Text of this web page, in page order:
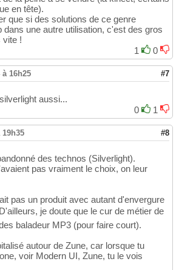
en tête).
que si des solutions de ce genre
dans une autre utilisation, c'est des gros
vite !
1
0
à 16h25 #7
aussi...
0
1
19h35 #8
des technos (Silverlight).
pas vraiment le choix, on leur
pas un produit avec autant d'envergure
je doute que le cur de métier de
baladeur MP3 (pour faire court).
autour de Zune, car lorsque tu
voir Modern UI, Zune, tu le vois